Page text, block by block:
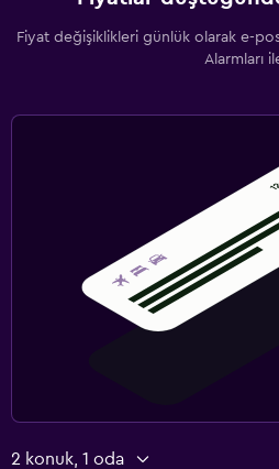
Faks/fotokopi
Çalışma masası
Fiyat değişiklikleri günlük olarak e-
Alarmları
2 konuk, 1 oda